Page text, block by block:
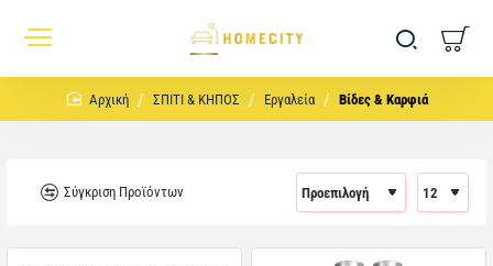
homeΣΠΙΤΙ & ΚΗΠΟΣ Εργαλεία Βίδες & Καρφιά
Σύγκριση Προϊόντων